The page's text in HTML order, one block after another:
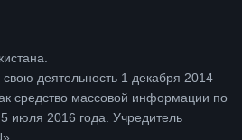
деятельность 1 декабря 2014
средство массовой информации по
июля 2016 года. Учредитель